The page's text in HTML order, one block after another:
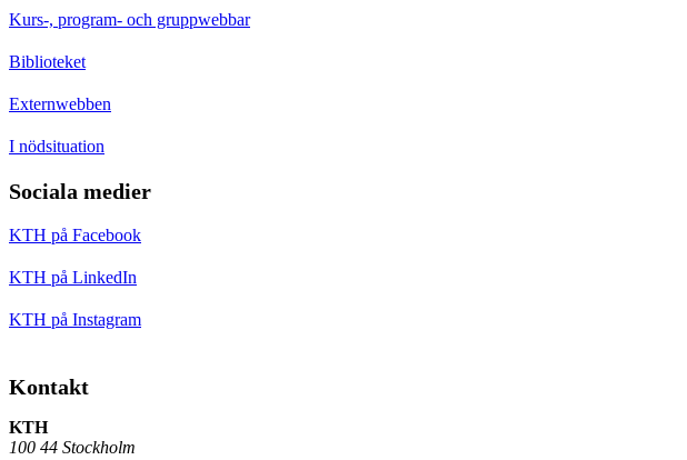
Kurs-, program- och gruppwebbar
Biblioteket
Externwebben
I nödsituation
Sociala medier
KTH på Facebook
KTH på LinkedIn
KTH på Instagram
Kontakt
KTH
100 44 Stockholm